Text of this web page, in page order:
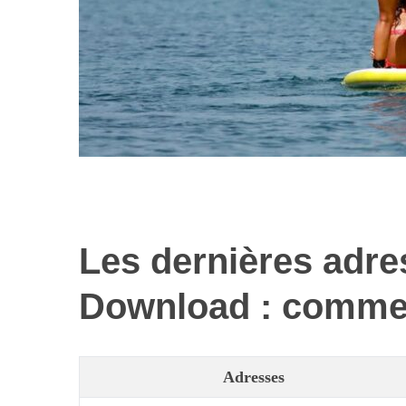
Les dernières
Download :
Adresses
Les nouvelles